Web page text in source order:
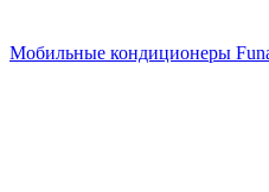
Мобильные кондиционеры